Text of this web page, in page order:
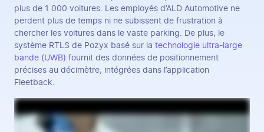
plus de 1 000 voitures. Les employés d’ALD Automotive ne
perdent plus de temps ni ne subissent de frustration à
chercher les voitures dans le vaste parking. De plus, le
système RTLS de Pozyx basé sur la technologie ultra-large
bande (UWB) fournit des données de positionnement
précises au décimètre, intégrées dans l’application
Fleetback.